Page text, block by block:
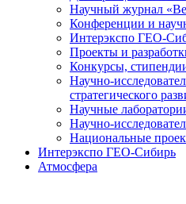
Научный журнал
Конференции и
Интерэкспо ГЕО-
Проекты и
Конкурсы,
Научно-
стратегического
Научные
Научно-
Национальные
Интерэкспо ГЕО-Сибирь
Атмосфера